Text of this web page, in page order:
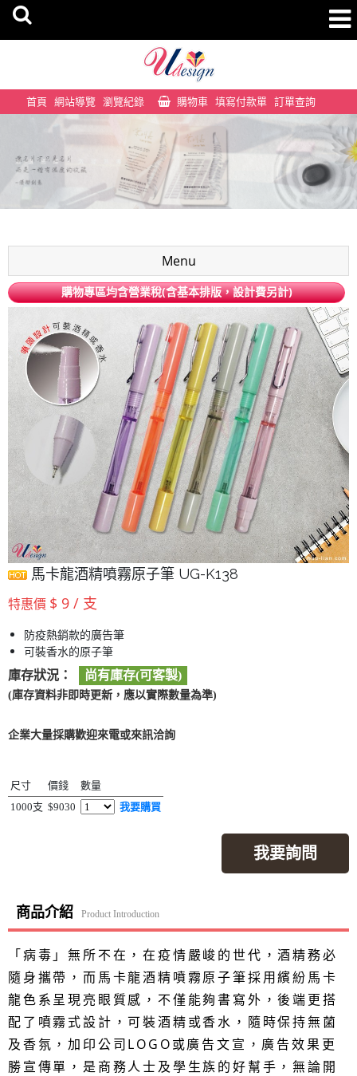
首頁 網站導覽 瀏覽紀錄 購物車 填寫付款單 訂單查詢
Menu
購物專區均含營業稅(含基本排版，設計費另計)
馬卡龍酒精噴霧原子筆 UG-K138
特惠價 $ 9 / 支
防疫熱銷款的廣告筆
可裝香水的原子筆
庫存狀況： 尚有庫存(可客製)
(庫存資料非即時更新，應以實際數量為準)
企業大量採購歡迎來電或來訊洽詢
尺寸 價錢
數量
1000支 $9030 我要購買
我要詢問
商品介紹 Product Introduction
「病毒」無所不在，在疫情嚴峻的世代，酒精務必
隨身攜帶，而馬卡龍酒精噴霧原子筆採用繽紛馬卡
龍色系呈現亮眼質感，不僅能夠書寫外，後端更搭
配了噴霧式設計，可裝酒精或香水，隨時保持無菌
及香氛，加印公司LOGO或廣告文宣，廣告效果更
勝宣傳單，是商務人士及學生族的好幫手，無論開